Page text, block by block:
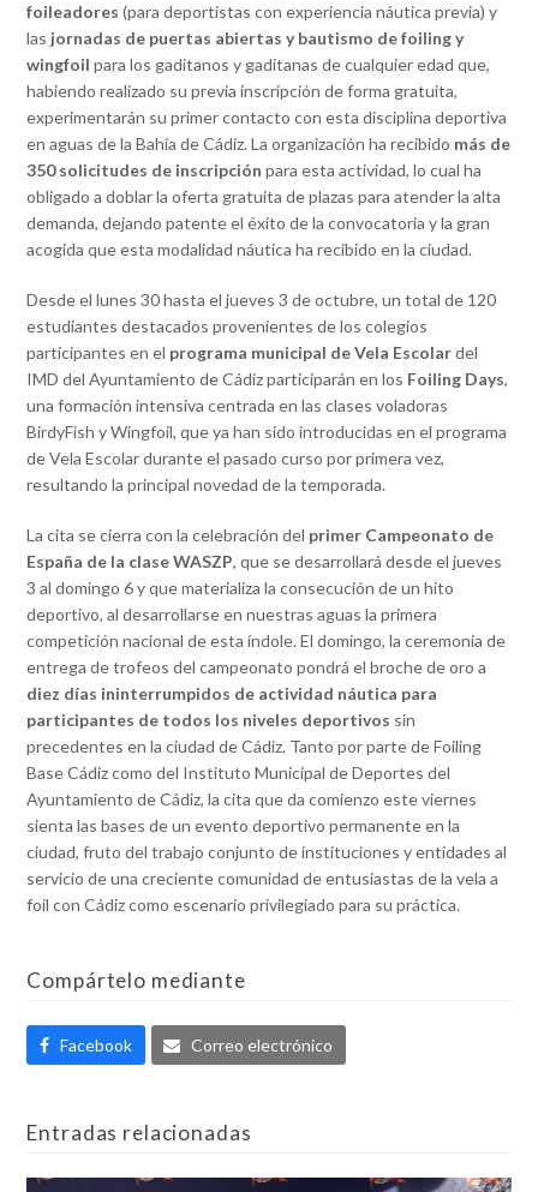
foileadores (para deportistas con experiencia náutica previa) y
las jornadas de puertas abiertas y bautismo de foiling y
wingfoilpara los gaditanos y gaditanas de cualquier edad que,
habiendo realizado su previa inscripción de forma gratuita,
experimentarán su primer contacto con esta disciplina deportiva
en aguas de la Bahía de Cádiz. La organización ha recibido más de
350 solicitudes de inscripción para esta actividad, lo cual ha
obligado a doblar la oferta gratuita de plazas para atender la alta
demanda, dejando patente el éxito de la convocatoria y la gran
acogida que esta modalidad náutica ha recibido en la ciudad.
Desde el lunes 30 hasta el jueves 3 de octubre, un total de 120
estudiantes destacados provenientes de los colegios
participantes en el programa municipal de Vela Escolardel
IMD del Ayuntamiento de Cádiz participarán en los Foiling Days,
una formación intensiva centrada en las clases voladoras
BirdyFish y Wingfoil, que ya han sido introducidas en el programa
de Vela Escolar durante el pasado curso por primera vez,
resultando la principal novedad de la temporada.
La cita se cierra con la celebración del primer Campeonato de
España de la clase WASZP, que se desarrollará desde el jueves
3 al domingo 6 y que materializa la consecución de un hito
deportivo, al desarrollarse en nuestras aguas la primera
competición nacional de esta índole. El domingo, la ceremonia de
entrega de trofeos del campeonato pondrá el broche de oro a
diez días ininterrumpidos de actividad náutica para
participantes de todos los niveles deportivos sin
precedentes en la ciudad de Cádiz. Tanto por parte de Foiling
Base Cádiz como del Instituto Municipal de Deportes del
Ayuntamiento de Cádiz, la cita que da comienzo este viernes
sienta las bases de un evento deportivo permanente en la
ciudad, fruto del trabajo conjunto de instituciones y entidades al
servicio de una creciente comunidad de entusiastas de la vela a
foil con Cádiz como escenario privilegiado para su práctica.
Compártelo mediante
Facebook Correo electrónico
Entradas relacionadas